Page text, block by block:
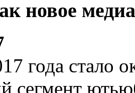
новое медиа
года стало
сегмент